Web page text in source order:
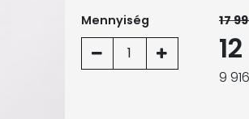
Mennyiség
1
17
9